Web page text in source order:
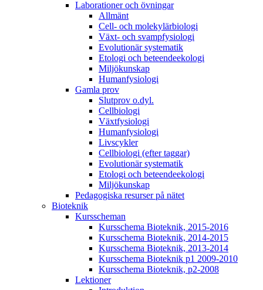
Laborationer och övningar
Allmänt
Cell- och molekylärbiologi
Växt- och svampfysiologi
Evolutionär systematik
Etologi och beteendeekologi
Miljökunskap
Humanfysiologi
Gamla prov
Slutprov o.dyl.
Cellbiologi
Växtfysiologi
Humanfysiologi
Livscykler
Cellbiologi (efter taggar)
Evolutionär systematik
Etologi och beteendeekologi
Miljökunskap
Pedagogiska resurser på nätet
Bioteknik
Kursscheman
Kursschema Bioteknik, 2015-2016
Kursschema Bioteknik, 2014-2015
Kursschema Bioteknik, 2013-2014
Kursschema Bioteknik p1 2009-2010
Kursschema Bioteknik, p2-2008
Lektioner